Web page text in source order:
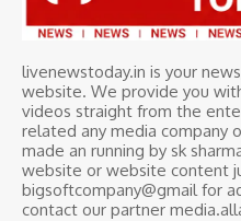
livenewstoday.in is your
website. We provide you
videos straight from the
related any media company
made an running by sk
website or website content
bigsoftcompany@gmail for
contact our partner